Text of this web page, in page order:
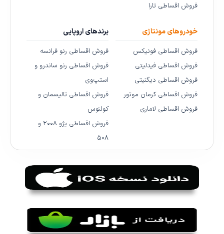
فروش اقساطی تارا
خودروهای مونتاژی
فروش اقساطی فونیکس
فروش اقساطی فیدلیتی
فروش اقساطی دیگنیتی
فروش اقساطی کرمان موتور
فروش اقساطی لاماری
برندهای اروپایی
فروش اقساطی رنو فرانسه
فروش اقساطی رنو ساندرو و
استپ‌وی
فروش اقساطی تالیسمان و
کولئوس
فروش اقساطی پژو ۲۰۰۸ و
۵۰۸